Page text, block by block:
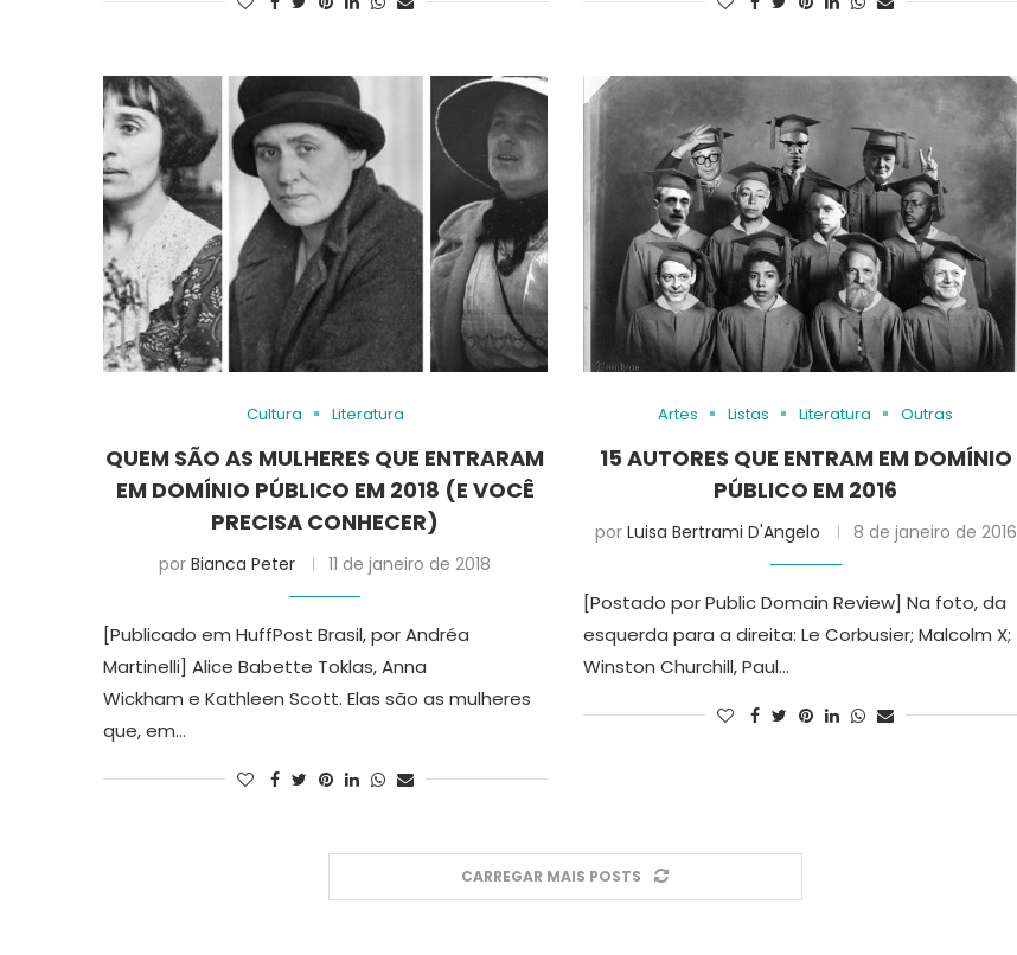
Cultura Literatura
QUEM SÃO AS MULHERES QUE ENTRARAM
EM DOMÍNIO PÚBLICO EM 2018 (E VOCÊ
PRECISA CONHECER)
porBianca Peter 11 de janeiro de 2018
[Publicado em HuffPost Brasil, por Andréa
Martinelli] Alice Babette Toklas, Anna
Wickham e Kathleen Scott. Elas são as mulheres
que, em…
Artes Listas Literatura Outras
15 AUTORES QUE ENTRAM EM DOMÍNIO
PÚBLICO EM 2016
por Luisa Bertrami D'Angelo 8 de janeiro de 2016
[Postado por Public Domain Review] Na foto, da
esquerda para a direita: Le Corbusier; Malcolm X;
Winston Churchill, Paul…
CARREGAR MAIS POSTS